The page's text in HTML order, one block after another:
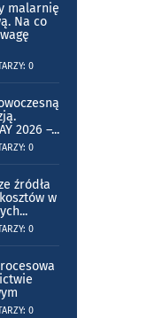
malarnię
Na co
0
2026 –...
0
źródła
w
...
0
0